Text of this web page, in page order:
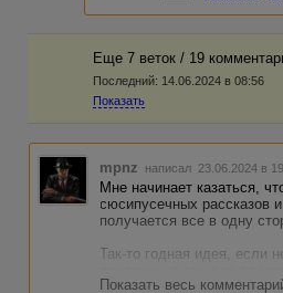
Еще 7 веток / 19
Последний: 14.06.2024 в 08:56
Показать
mpnz написал 23.06.2024 в
Мне начинает казаться,
сюсипусечных рассказов
получается все в одну
Так-то годная идея, если
Показать весь